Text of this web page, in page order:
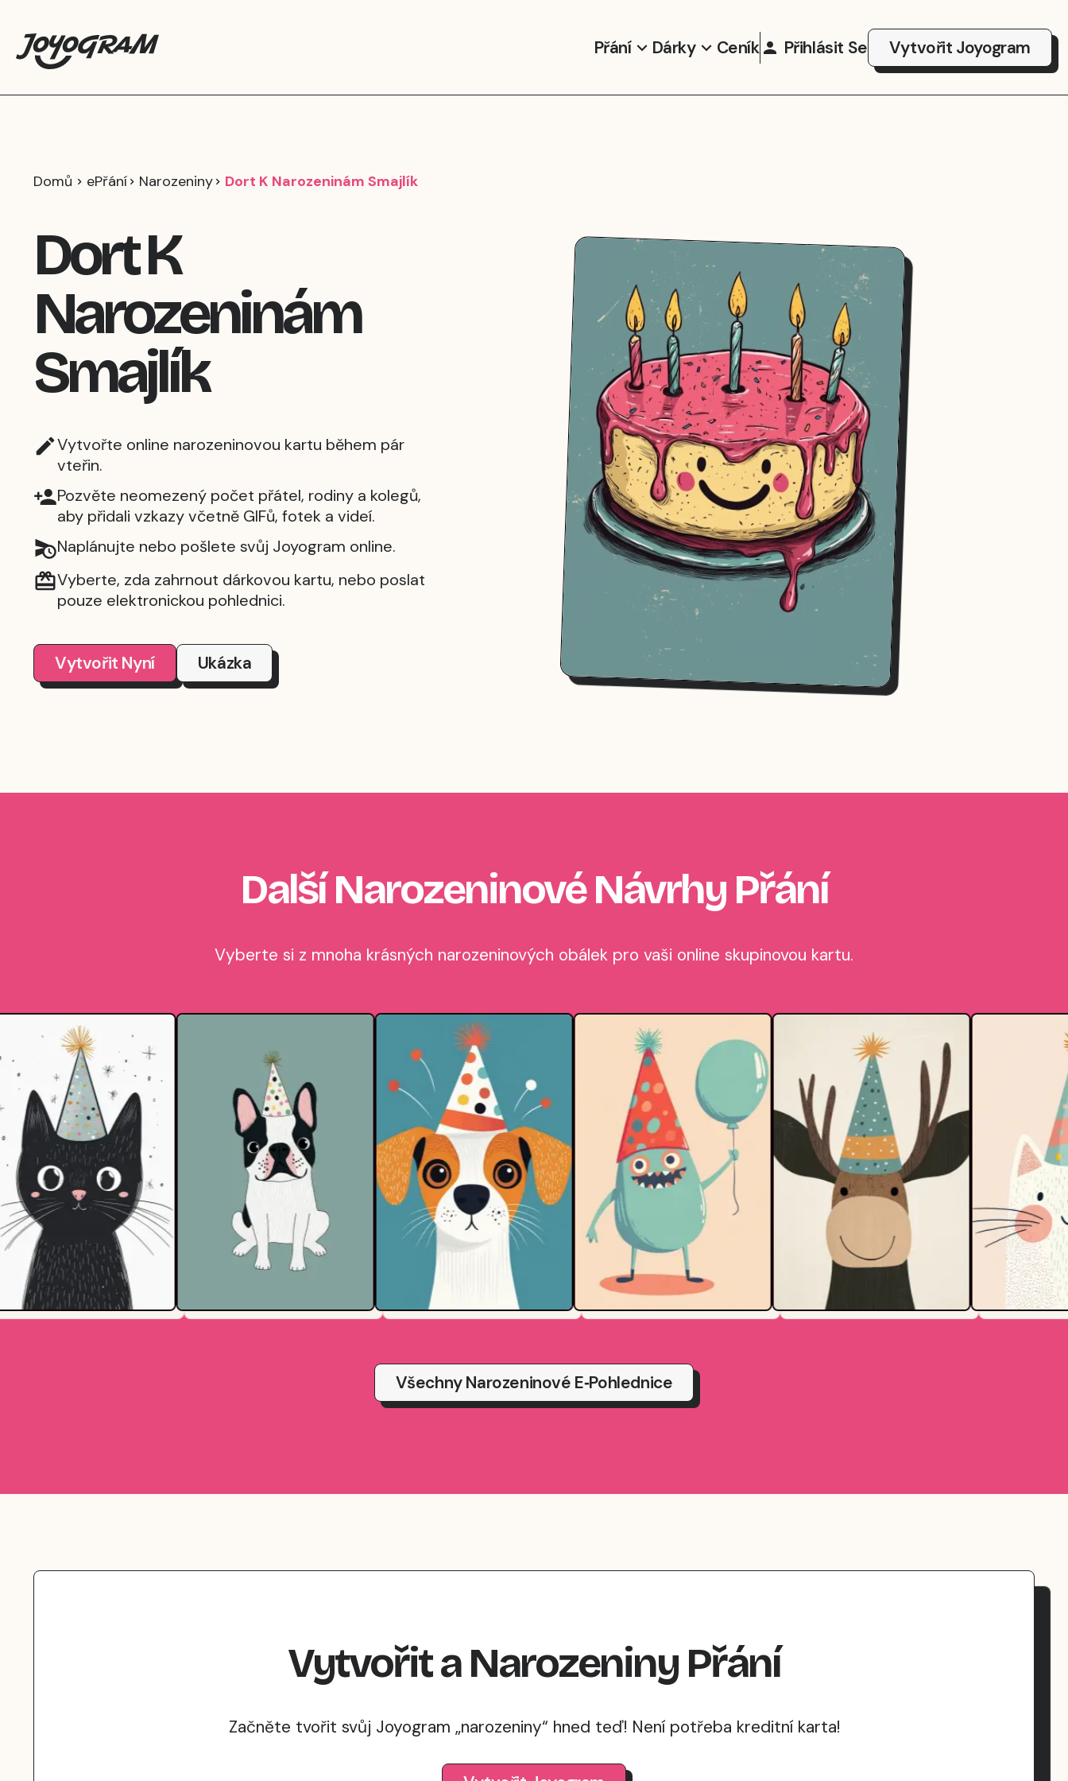
Přání Dárky Ceník Přihlásit Se Vytvořit Joyogram
Domů ePřání Narozeniny Dort K Narozeninám Smajlík
Dort K
Narozeninám
Smajlík
Vytvořte online narozeninovou kartu během pár
vteřin.
Pozvěte neomezený počet přátel, rodiny a kolegů,
aby přidali vzkazy včetně GIFů, fotek a videí.
Naplánujte nebo pošlete svůj Joyogram online.
Vyberte, zda zahrnout dárkovou kartu, nebo poslat
pouze elektronickou pohlednici.
Vytvořit Nyní Ukázka
Další Narozeninové Návrhy Přání
Vyberte si z mnoha krásných narozeninových obálek pro vaši online skupinovou kartu.
Všechny Narozeninové E‑pohlednice
Vytvořita Narozeniny Přání
Začněte tvořit svůj Joyogram „narozeniny“ hned teď! Není potřeba kreditní karta!